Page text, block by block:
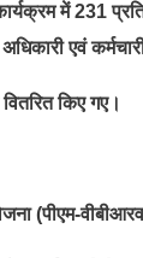
में 231
एवं
किए गए।
(पीएम-